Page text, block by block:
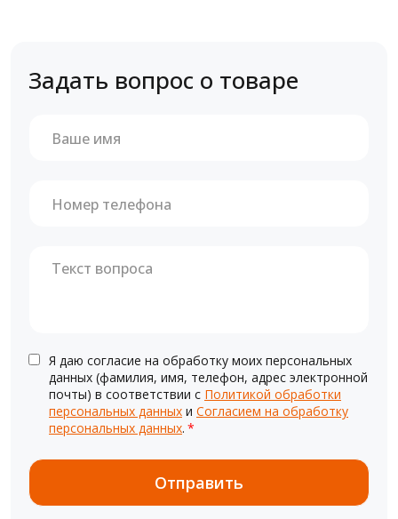
Задать вопрос о товаре
Я даю согласие на обработку моих персональных
данных (фамилия, имя, телефон, адрес электронной
почты) в соответствии с Политикой обработки
персональных данных и Согласием на обработку
персональных данных. *